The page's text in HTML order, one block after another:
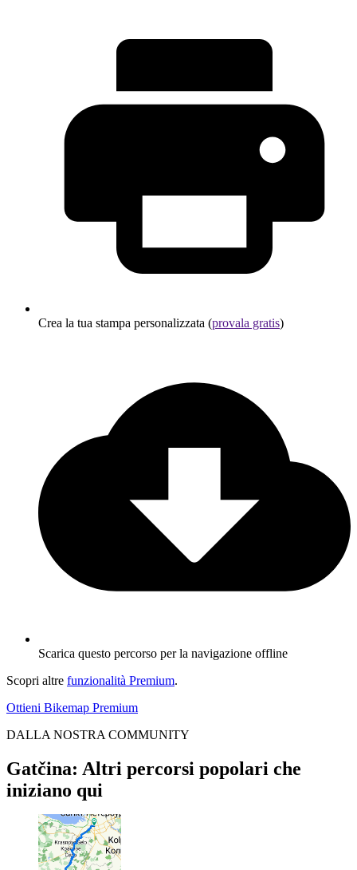
Crea la tua stampa personalizzata (provala gratis)
Scarica questo percorso per la navigazione offline
Scopri altre funzionalità Premium.
Ottieni Bikemap Premium
DALLA NOSTRA COMMUNITY
Gatčina: Altri percorsi popolari che
iniziano qui